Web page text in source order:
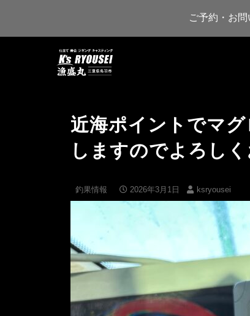
ご予約・お問
近海ポイントでマ
しますのでよろし
釣果情報 2026年3月1日 ksryousei